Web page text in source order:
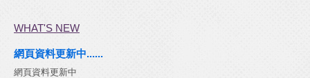
WHAT'S NEW
網頁資料更新中......
網頁資料更新中